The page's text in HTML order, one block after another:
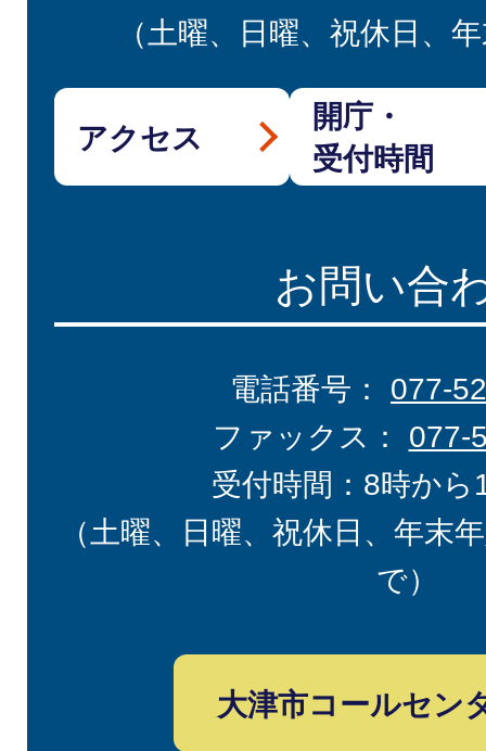
（土曜、日曜、祝休日、
アクセス
開庁・
受付時間
お問い合
電話番号： 077-
ファックス： 077-
受付時間：8時から
（土曜、日曜、祝休日、年末
で）
大津市コールセン